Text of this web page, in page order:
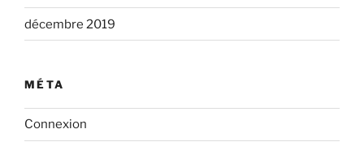
décembre 2019
MÉTA
Connexion